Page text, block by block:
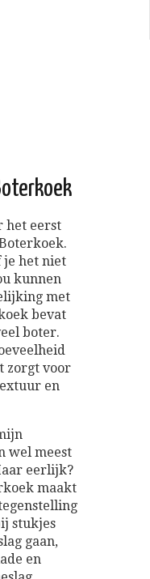
het eerst
je het niet
kunnen
met
bevat
boter.
zorgt voor
en
wel meest
eerlijk?
maakt
stukjes
gaan,
en